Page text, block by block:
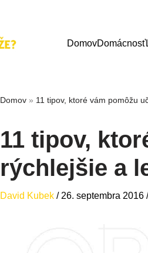
DomovDomácnosť
Domov » 11 tipov, ktoré vám pomôžu
11 tipov,
rýchlejšie a
David Kubek / 26. septembra 2016